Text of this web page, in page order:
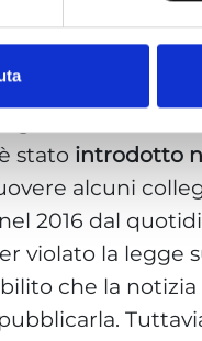
Ora
Il caso c.d.
stato introdotto
alcuni
2016 dal
violato la legge
che la